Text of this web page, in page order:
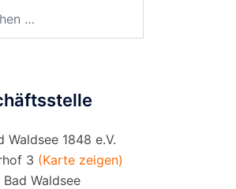
Waldsee 1848 e.V.
3 (Karte zeigen)
Waldsee